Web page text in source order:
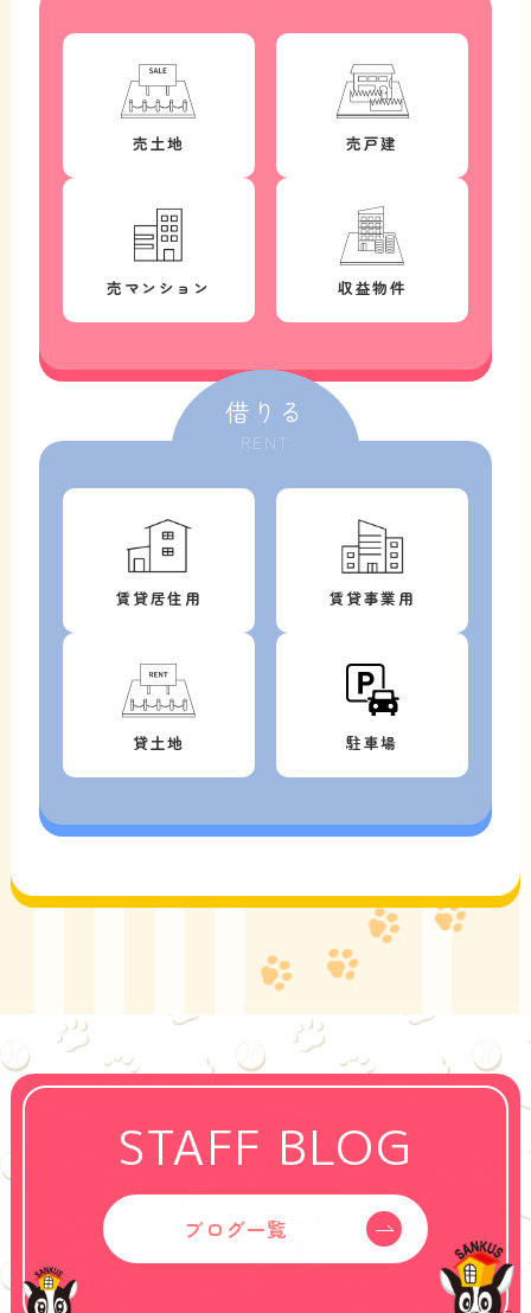
売土地 売戸建
売マンション 収益物件
借りる
RENT
賃貸居住用 賃貸事業用
貸土地 駐車場
STAFF BLOG
ブログ一覧